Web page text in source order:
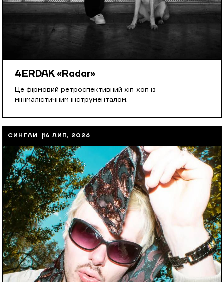
4ERDAK «Radar»
Це фірмовий ретроспективний хіп-хоп із
мінімалістичним інструменталом.
СИНГЛИ 14 ЛИП, 2026